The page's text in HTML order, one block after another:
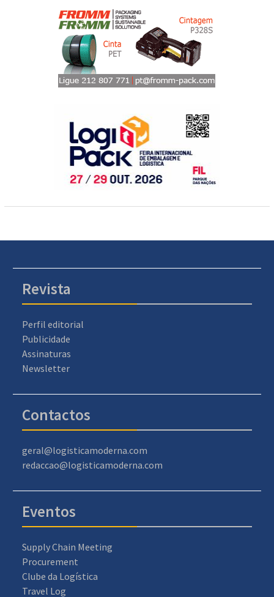
Revista
Perfil editorial
Publicidade
Assinaturas
Newsletter
Contactos
geral@logisticamoderna.com
redaccao@logisticamoderna.com
Eventos
Supply Chain Meeting
Procurement
Clube da Logística
Travel Log